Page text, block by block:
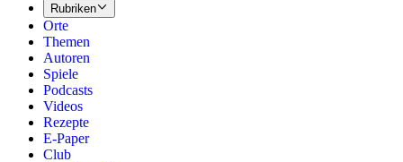
Rubriken
Orte
Themen
Autoren
Spiele
Podcasts
Videos
Rezepte
E-Paper
Club